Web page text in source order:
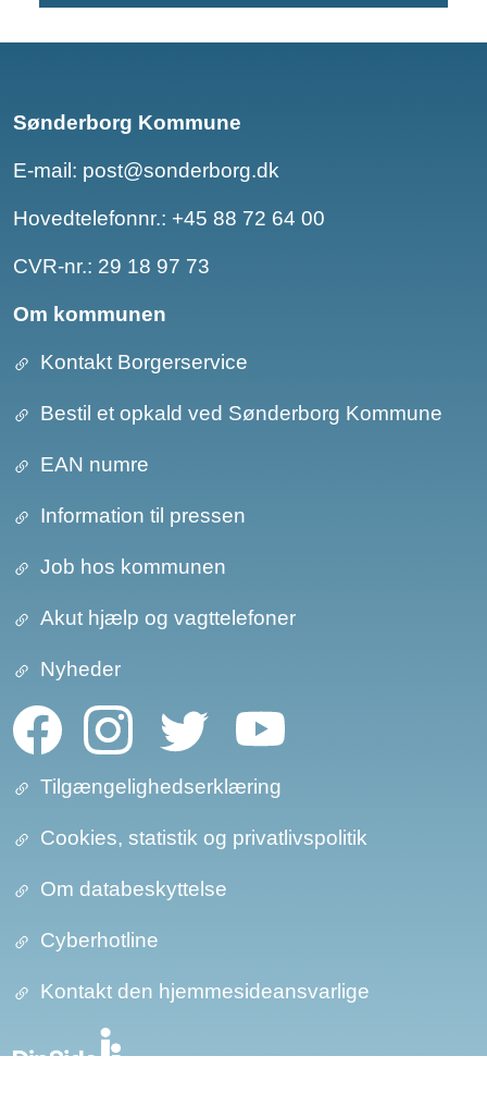
Sønderborg Kommune
E-mail: post@sonderborg.dk
Hovedtelefonnr.: +45 88 72 64 00
CVR-nr.: 29 18 97 73
Om kommunen
Kontakt Borgerservice
Bestil et opkald ved Sønderborg Kommune
EAN numre
Information til pressen
Job hos kommunen
Akut hjælp og vagttelefoner
Nyheder
Tilgængelighedserklæring
Cookies, statistik og privatlivspolitik
Om databeskyttelse​​
Cyberhotline
Kontakt den hjemmesideansvarlige